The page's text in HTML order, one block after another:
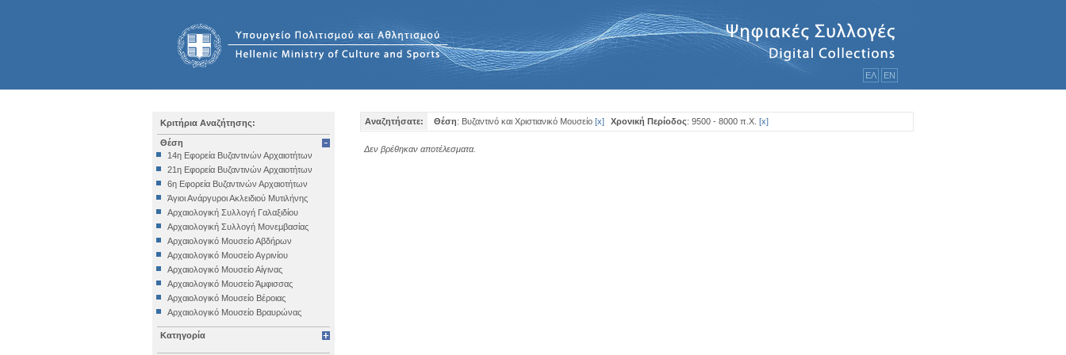
ΕΛ ΕΝ
Κριτήρια Αναζήτησης:
Θέση
14η Εφορεία Βυζαντινών Αρχαιοτήτων
21η Εφορεία Βυζαντινών Αρχαιοτήτων
6η Εφορεία Βυζαντινών Αρχαιοτήτων
Άγιοι Ανάργυροι Ακλειδιού Μυτιλήνης
Αρχαιολογική Συλλογή Γαλαξιδίου
Αρχαιολογική Συλλογή Μονεμβασίας
Αρχαιολογικό Μουσείο Αβδήρων
Αρχαιολογικό Μουσείο Αγρινίου
Αρχαιολογικό Μουσείο Αίγινας
Αρχαιολογικό Μουσείο Άμφισσας
Αρχαιολογικό Μουσείο Βέροιας
Αρχαιολογικό Μουσείο Βραυρώνας
Αρχαιολογικό Μουσείο Δελφών
Αρχαιολογικό Μουσείο Ηγουμενίτσας
Κατηγορία
Αναζητήσατε: Θέση: Βυζαντινό και Χριστιανικό Μουσείο [x] Χρονική Περίοδος: 9500 - 8000 π.Χ. [x]
Δεν βρέθηκαν αποτέλεσματα.